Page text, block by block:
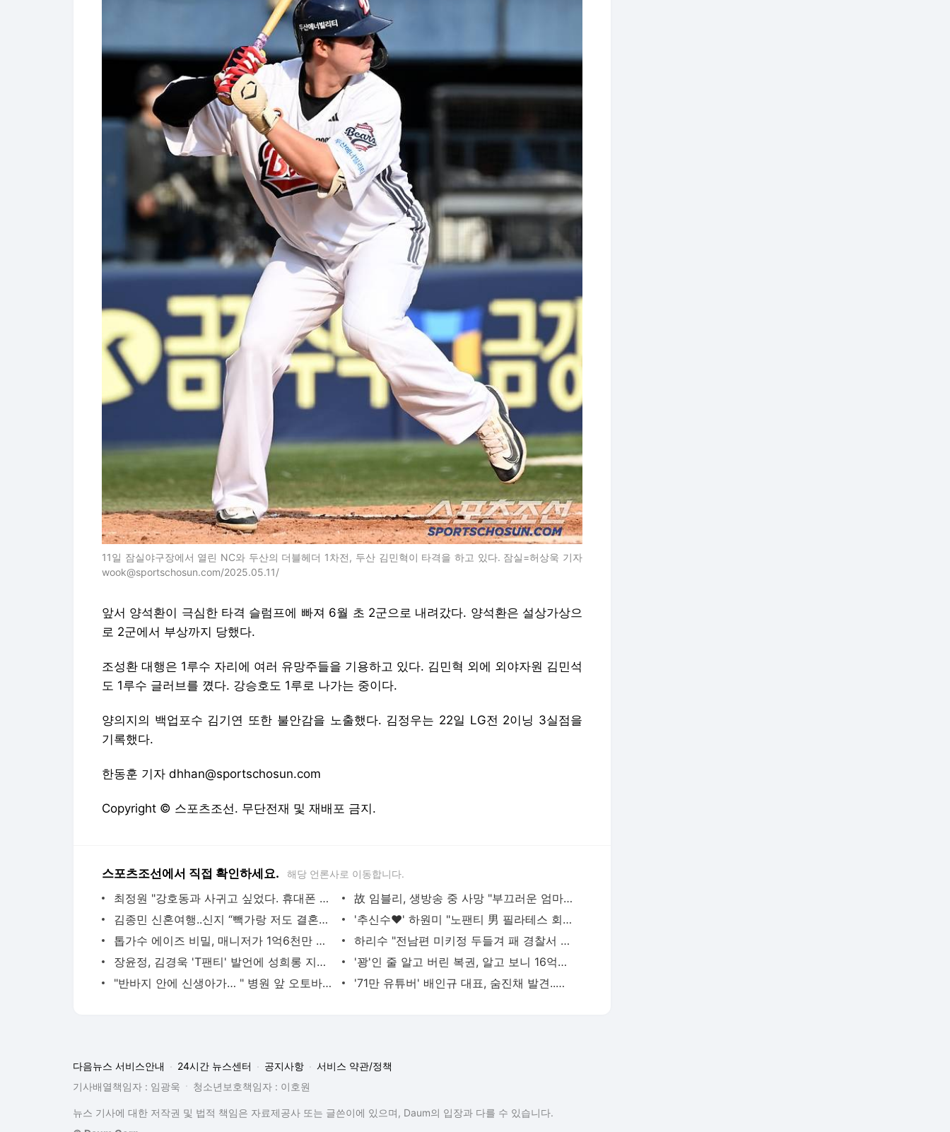
11일 잠실야구장에서 열린 NC와 두산의 더블헤더 1차전, 두산 김민혁이 타격을 하고 있다. 잠실=허상욱 기자
wook@sportschosun.com/2025.05.11/
앞서 양석환이 극심한 타격 슬럼프에 빠져 6월 초 2군으로 내려갔다. 양석환은 설상가상으
로 2군에서 부상까지 당했다.
조성환 대행은 1루수 자리에 여러 유망주들을 기용하고 있다. 김민혁 외에 외야자원 김민석
도 1루수 글러브를 꼈다. 강승호도 1루로 나가는 중이다.
양의지의 백업포수 김기연 또한 불안감을 노출했다. 김정우는 22일 LG전 2이닝 3실점을
기록했다.
한동훈 기자 dhhan@sportschosun.com
Copyright © 스포츠조선. 무단전재 및 재배포 금지.
스포츠조선에서 직접 확인하세요. 해당 언론사로 이동합니다.
최정원 "강호동과 사귀고 싶었다. 휴대폰 배경화면도 해놔"(아형)
故 임블리, 생방송 중 사망 "부끄러운 엄마여서 미안해"...두 딸만 남…
김종민 신혼여행..신지 “빽가랑 저도 결혼해 부부 동반 여행 바람”
'추신수♥' 하원미 "노팬티 男 필라테스 회원 목격, 너무 놀랐다"
톱가수 에이즈 비밀, 매니저가 1억6천만 원에 팔았다
하리수 "전남편 미키정 두들겨 패 경찰서 갔다?" 수년간 따라온 폭행 루머 입 열었다
장윤정, 김경욱 'T팬티' 발언에 성희롱 지적 "묻지도 않았는데, 조심하라"
'꽝'인 줄 알고 버린 복권, 알고 보니 16억원 당첨
"반바지 안에 신생아가… " 병원 앞 오토바이에서 출산
'71만 유튜버' 배인규 대표, 숨진채 발견..이혼→마약 투약 혐의후 우울증 앓아
다음뉴스 서비스안내 24시간 뉴스센터 공지사항
서비스 약관/정책
기사배열책임자 : 임광욱
청소년보호책임자 : 이호원
뉴스 기사에 대한 저작권 및 법적 책임은 자료제공사 또는 글쓴이에 있으며, Daum의 입장과 다를 수 있습니다.